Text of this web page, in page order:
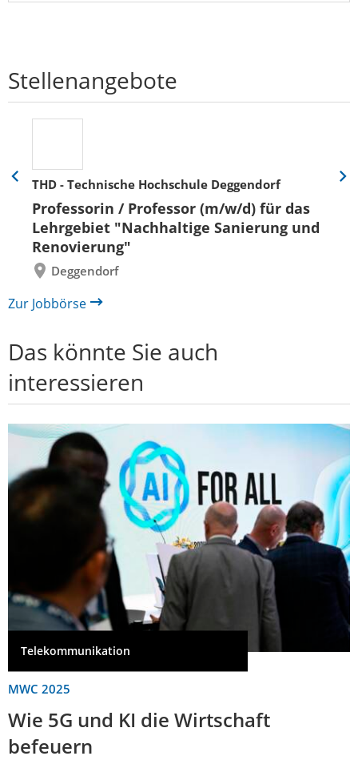
Stellenangebote
THD - Technische Hochschule Deggendorf
Professorin / Professor (m/w/d) für das
Lehrgebiet "Nachhaltige Sanierung und
Renovierung"
Deggendorf
Eine
zurück
Eine
Zur Jobbörse
Das könnte Sie auch
interessieren
Telekommunikation
MWC 2025
Wie 5G und KI die Wirtschaft
befeuern